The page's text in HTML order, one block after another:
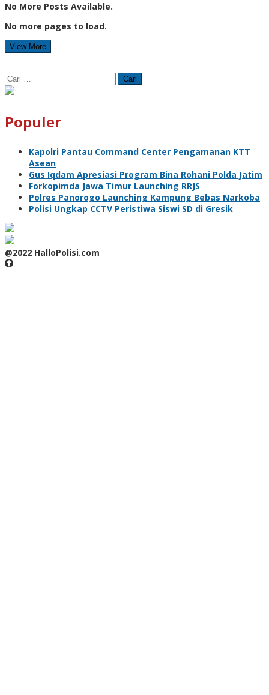
No More Posts Available.
No more pages to load.
View More
Cari
untuk:
Populer
Kapolri Pantau Command Center Pengamanan KTT
Asean
Gus Iqdam Apresiasi Program Bina Rohani Polda Jatim
Forkopimda Jawa Timur Launching RRJS
Polres Panorogo Launching Kampung Bebas Narkoba
Polisi Ungkap CCTV Peristiwa Siswi SD di Gresik
@2022 HalloPolisi.com